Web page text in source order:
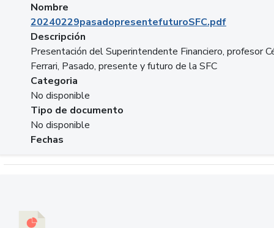
Nombre
20240229pasadopresentefuturoSFC.pdf
Descripción
Presentación del Superintendente Financiero, profesor
Ferrari, Pasado, presente y futuro de la SFC
Categoria
No disponible
Tipo de documento
No disponible
Fechas